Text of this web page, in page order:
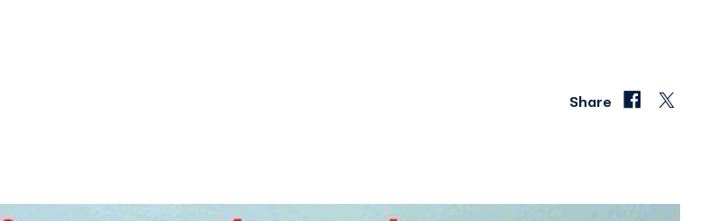
Share